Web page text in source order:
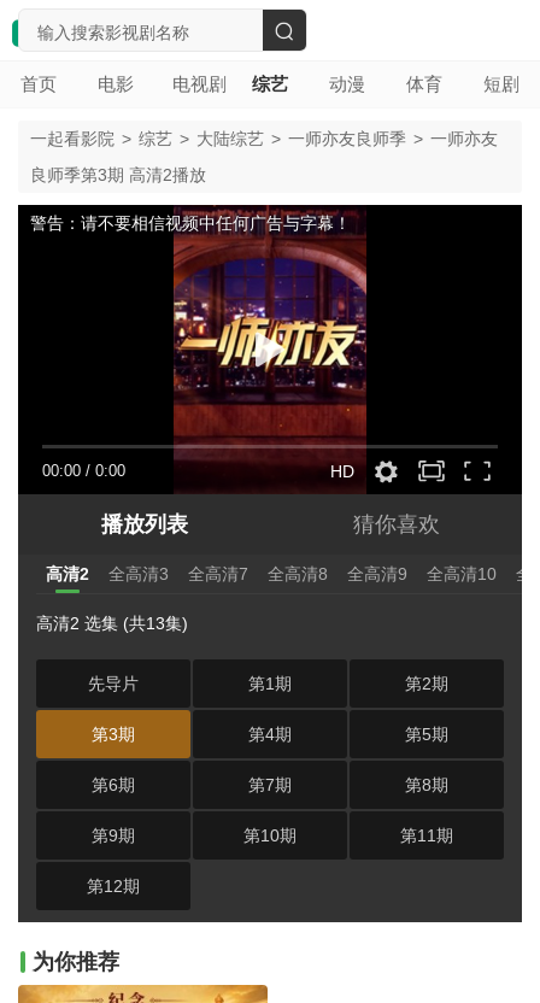
首页 电影 电视剧 综艺 动漫 体育 短剧
搜
一起看影院 > 综艺 > 大陆综艺 > 一师亦友良师季 > 一师亦友
良师季第3期 高清2播放
00:00 / 0:00 HD
警告：请不要相信视频中任何广告与字幕！
播放列表 猜你喜欢
高清2 全高清3 全高清7 全高清8 全高清9 全高清10 全
高清2 选集 (共13集)
先导片 第1期 第2期
第3期 第4期 第5期
第6期 第7期 第8期
第9期 第10期 第11期
第12期
为你推荐